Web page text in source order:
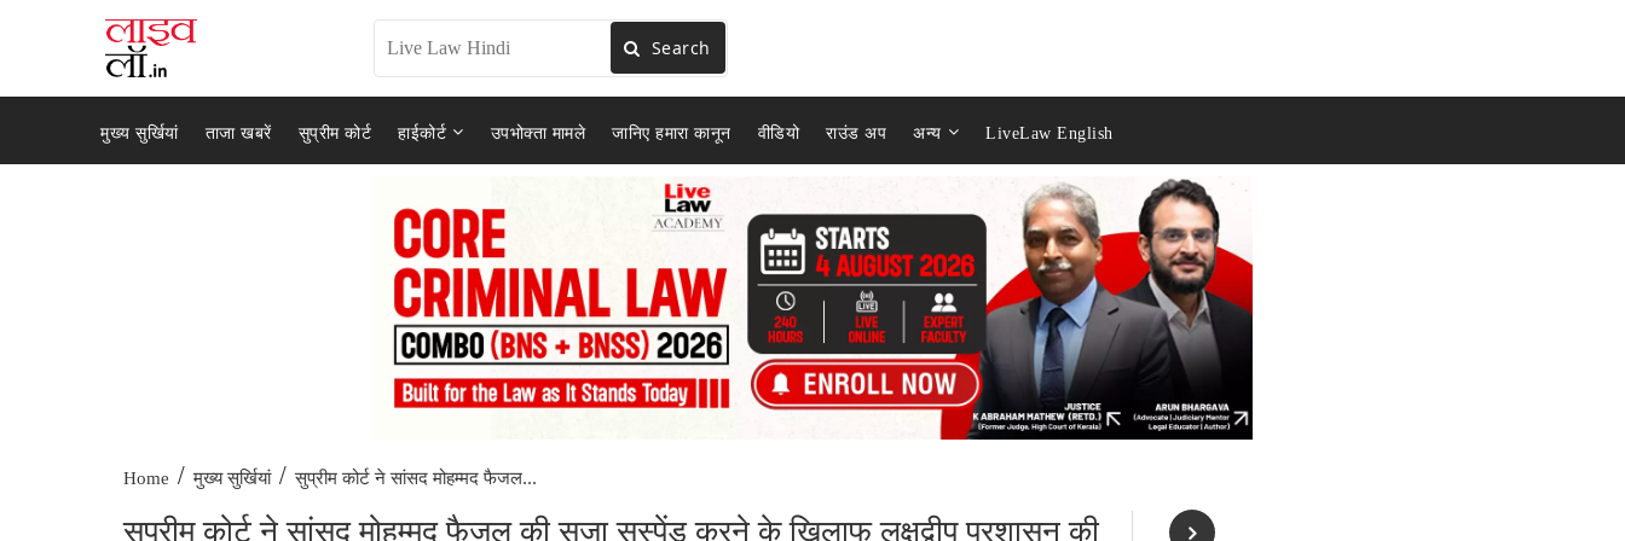
Search
मुख्य सुर्खियां ताजा खबरें सुप्रीम कोर्ट हाईकोर्ट उपभोक्ता मामले जानिए हमारा कानून वीडियो राउंड अप अन्य LiveLaw English
Home / मुख्य सुर्खियां / सुप्रीम कोर्ट ने सांसद मोहम्मद फैजल...
सुप्रीम कोर्ट ने सांसद मोहम्मद फैजल की सजा सस्पेंड करने के खिलाफ लक्षद्वीप प्रशासन की